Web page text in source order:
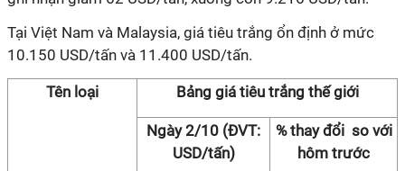
Tại Việt Nam và Malaysia, giá tiêu trắng ổn định ở mức
10.150 USD/tấn và 11.400 USD/tấn.
Tên loại Bảng giá tiêu trắng thế giới
Ngày 2/10 (ĐVT:
USD/tấn)
% thay đổi so với
hôm trước